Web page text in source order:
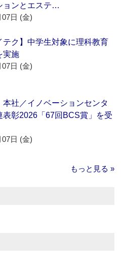
ョンとエステ…
07日 (金)
テク】中学生対象に理科教育
実施
07日 (金)
本社／イノベーションセンタ
表彰2026「67回BCS賞」を受
07日 (金)
もっと見る »